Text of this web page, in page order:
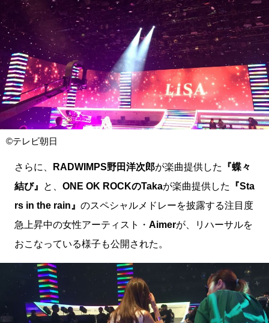
©テレビ朝日
さらに、 RADWIMPS野田洋次郎が楽曲提供した
『蝶々
結び』
と、 ONE OK ROCKのTakaが楽曲提供した
『Sta
rs in the rain』 のスペシャルメドレーを披露する注目度
急上昇中の女性アーティスト・ Aimerが、リハーサルを
おこなっている様子も公開された。